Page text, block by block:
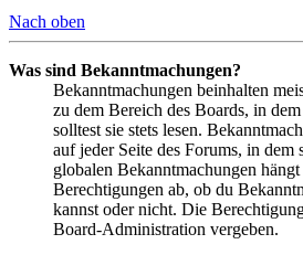
Nach oben
Was sind Bekanntmachungen?
Bekanntmachungen beinhalten
zu dem Bereich des Boards, in
solltest sie stets lesen.
auf jeder Seite des Forums, in dem
globalen Bekanntmachungen
Berechtigungen ab, ob du
kannst oder nicht. Die
Board-Administration vergeben.